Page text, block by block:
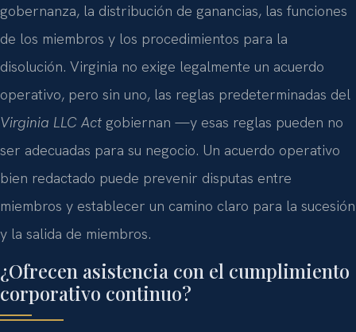
gobernanza, la distribución de ganancias, las funciones
de los miembros y los procedimientos para la
disolución. Virginia no exige legalmente un acuerdo
operativo, pero sin uno, las reglas predeterminadas del
Virginia LLC Act gobiernan —y esas reglas pueden no
ser adecuadas para su negocio. Un acuerdo operativo
bien redactado puede prevenir disputas entre
miembros y establecer un camino claro para la sucesión
y la salida de miembros.
¿Ofrecen asistencia con el cumplimiento
corporativo continuo?